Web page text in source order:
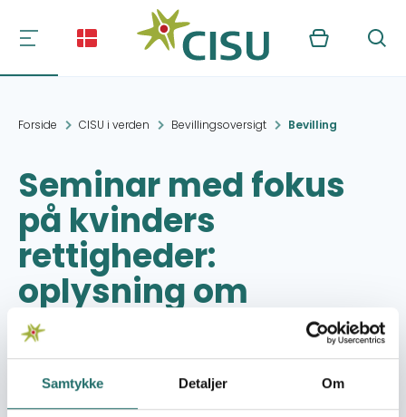
Samtykke Detaljer Om
Kurv Søg
Forside CISU i verden Bevillingsoversigt Bevilling
Seminar med fokus
på kvinders
rettigheder:
oplysning om
omskæring
Projektperiode: 01.06.2010 - 31.12.2010